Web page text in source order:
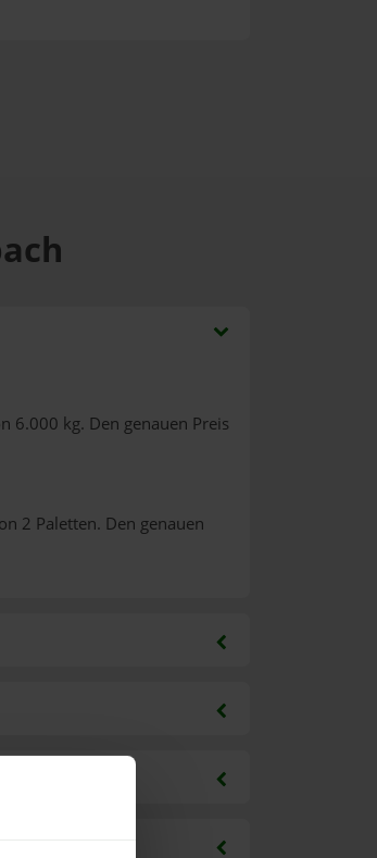
6.000 kg. Den genauen Preis
2 Paletten. Den genauen